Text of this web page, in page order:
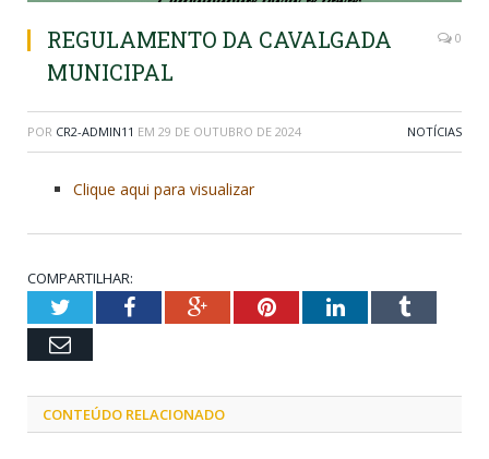
REGULAMENTO DA CAVALGADA
MUNICIPAL
0
POR CR2-ADMIN11 EM 29 DE OUTUBRO DE 2024 NOTÍCIAS
Clique aqui para visualizar
COMPARTILHAR:
TwitterFacebookGoogle+PinterestLinkedInTumblr
Email
CONTEÚDO RELACIONADO